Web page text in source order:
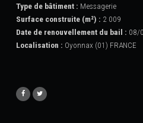
Type de bâtiment : Messagerie
Surface construite (m²) : 2 009
Date de renouvellement du bail : 08/
Localisation : Oyonnax (01) FRANCE